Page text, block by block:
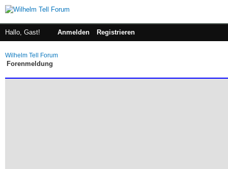
Hallo, Gast! Anmelden Registrieren
Wilhelm Tell Forum
Forenmeldung